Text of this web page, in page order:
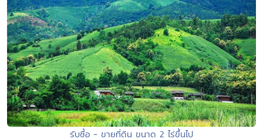
รับซื้อ - ขายที่ดิน ขนาด 2 ไร่ขึ้นไป